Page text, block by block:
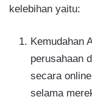
kelebihan yaitu:
Kemudahan
perusahaan
secara
selama